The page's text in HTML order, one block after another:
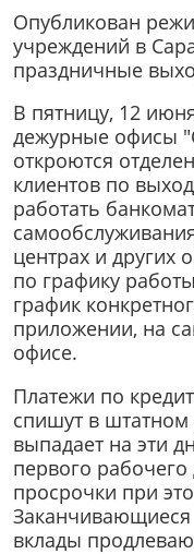
Опубликован
учреждений в
праздничные
В пятницу, 12
дежурные офисы
откроются
клиентов по
работать
центрах и других
по графику
график
приложении, на
офисе.
Платежи по
спишут в штатном
выпадает на эти
первого
просрочки при
Заканчивающиеся
вклады